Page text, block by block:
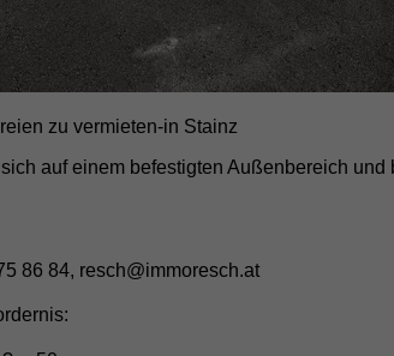
zu vermieten-in Stainz
auf einem befestigten Außenbereich
86 84, resch@immoresch.at